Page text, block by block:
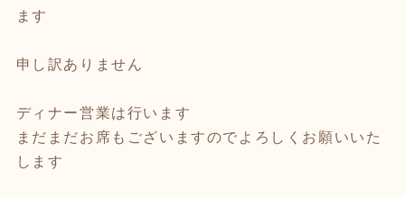
ます
申し訳ありません
ディナー営業は行います
まだまだお席もございますのでよろしくお願いいた
します